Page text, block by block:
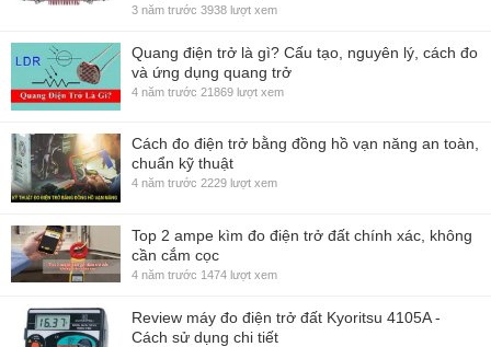
3 năm trước 3938 lượt xem
Quang điện trở là gì? Cấu tạo, nguyên lý, cách đo
và ứng dụng quang trở
4 năm trước 21869 lượt xem
Cách đo điện trở bằng đồng hồ vạn năng an toàn,
chuẩn kỹ thuật
4 năm trước 2229 lượt xem
Top 2 ampe kìm đo điện trở đất chính xác, không
cần cắm cọc
4 năm trước 1474 lượt xem
Review máy đo điện trở đất Kyoritsu 4105A -
Cách sử dụng chi tiết